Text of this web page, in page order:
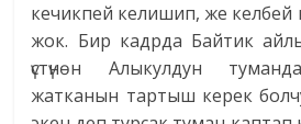
кечикпей келишип, же келбей
жок. Бир кадрда Байтик
үстүнөн Алыкулдун
жатканын тартыш керек